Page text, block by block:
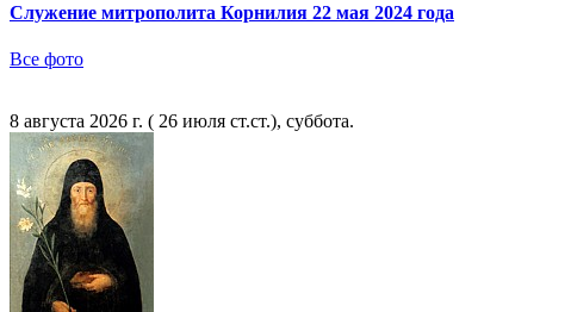
Служение митрополита Корнилия 22 мая 2024 года
Все фото
8 августа 2026 г. ( 26 июля ст.ст.), суббота.